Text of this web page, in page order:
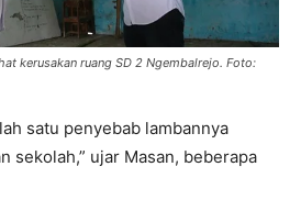
kerusakan ruang SD 2 Ngembalrejo. Foto:
satu penyebab lambannya
sekolah,” ujar Masan, beberapa